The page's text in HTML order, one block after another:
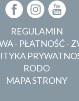
REGULAMIN
- PŁATNOŚĆ -
RODO
MAPA STRONY